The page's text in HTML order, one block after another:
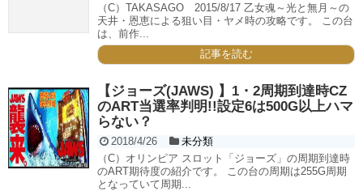
（C）TAKASAGO 2015/8/17 乙女魂～光と無月～の
天井・恩恵による狙い目・ヤメ時の攻略です。 この台
は、前作...
記事を読む
【ジョーズ(JAWS) 】1・2周期到達時CZ
のART当選率判明!!設定6は500G以上ハマ
らない？
2018/4/26
未分類
（C）オリンピア スロット「ジョーズ」の周期到達時
のART期待度の紹介です。 この台の周期は255G周期
となっていて周期...